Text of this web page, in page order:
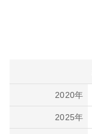
2020年
2025年